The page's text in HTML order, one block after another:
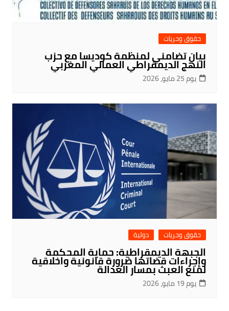
حقوق وحريات
بيان تضامني لمنظمة كوديسا مع حزب
النهج الديمقراطي العمالي المغربي
يوم 25 مايو، 2026
حقوق وحريات دولية
الجبهة الديمقراطية: حماية المحكمة
وإجراءات قضاتها ضرورة قانونية واخلاقية
لمنع العبث بمسار العدالة
يوم 19 مايو، 2026